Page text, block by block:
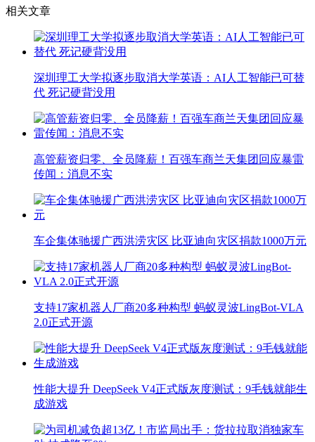
相关文章
深圳理工大学拟逐步取消大学英语：AI人工智能已可替
代 死记硬背没用
高管薪资归零、全员降薪！百强车商兰天集团回应暴雷
传闻：消息不实
车企集体驰援广西洪涝灾区 比亚迪向灾区捐款1000万元
支持17家机器人厂商20多种构型 蚂蚁灵波LingBot-VLA
2.0正式开源
性能大提升 DeepSeek V4正式版灰度测试：9毛钱就能生
成游戏